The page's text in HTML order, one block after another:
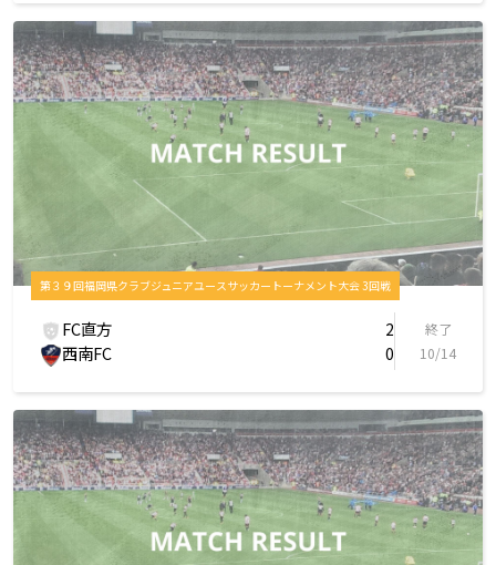
第３９回福岡県クラブジュニアユースサッカートーナメント大会 3回戦
FC直方 2
西南FC 0
終了
10/14